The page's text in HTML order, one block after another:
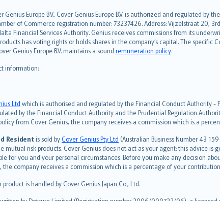
Genius Europe B.V.. Cover Genius Europe B.V. is authorized and regulated
of Commerce registration number: 73237426. Address: Vijzelstraat 20,
Financial Services Authority. Genius receives commissions from its
has voting rights or holds shares in the company’s capital. The
Genius Europe B.V. maintains a sound remuneration policy.
information:
Ltd which is authorised and regulated by the Financial Conduct Authority -
by the Financial Conduct Authority and the Prudential Regulation
from Cover Genius, the company receives a commission which is a
Resident is sold byCover Genius Pty Ltd (Australian Business Number 43
risk products. Cover Genius does not act as your agent: this advice
for you and your personal circumstances. Before you make any decision
company receives a commission which is a percentage of your
is handled by Cover Genius Japan Co., Ltd.